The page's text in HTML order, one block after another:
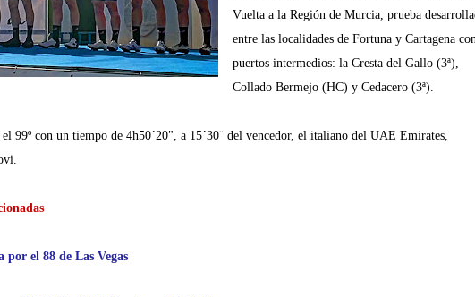
Vuelta a la Región de Murcia, prueba
entre las localidades de Fortuna y Cartagena
puertos intermedios: la Cresta del Gallo (3ª),
Collado Bermejo (HC) y Cedacero (3ª).
99º con un tiempo de 4h50´20", a 15´30¨ del vencedor, el italiano del UAE Emirates,
por el 88 de Las Vegas